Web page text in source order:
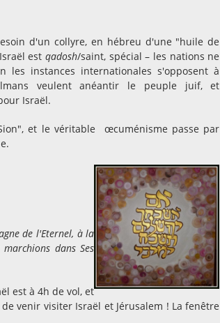
d'un collyre, en hébreu d'une "huile de
estqadosh/saint, spécial – les nations ne
les instances internationales s'opposent à
veulent anéantir le peuple juif, et
Israël.
et le véritable œcuménisme passe par
de l'Eternel, à la
marchions dans Ses
est à 4h de vol, et
venir visiter Israël et Jérusalem ! La fenêtre